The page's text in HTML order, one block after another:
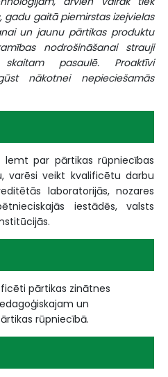
gaitā piemirstas izejvielas
un jaunu pārtikas produktu
nodrošināšanai strauji
pasaulē. Proaktīvi
nākotnei nepieciešamās
lemt par pārtikas rūpniecības
varēsi veikt kvalificētu darbu
laboratorijās, nozares
iestādēs, valsts
pārtikas zinātnes
un
rūpniecībā.